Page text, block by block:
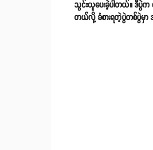
သွင်းယူပေးခဲ့ပါတယ်။ ဒီပွဲ
တယ်လို့ ခံစားရတဲ့ပွဲတစ်ပွဲမှာ